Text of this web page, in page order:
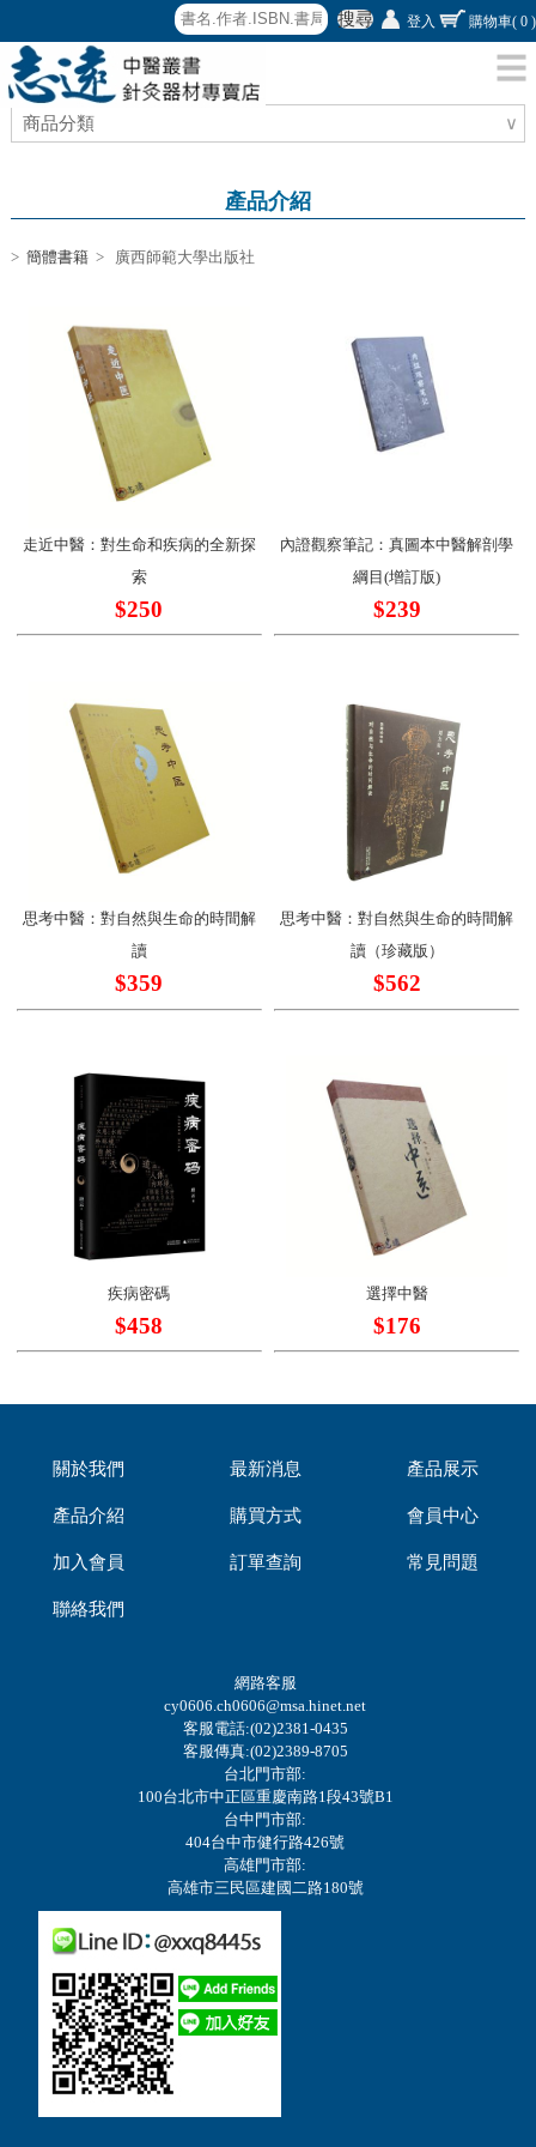
搜尋 登入 購物車( 0 )
商品分類 ∨
產品介紹
> 簡體書籍> 廣西師範大學出版社
走近中醫：對生命和疾病的全新探
索
$250
內證觀察筆記：真圖本中醫解剖學
綱目(增訂版)
$239
思考中醫：對自然與生命的時間解
讀
$359
思考中醫：對自然與生命的時間解
讀（珍藏版）
$562
疾病密碼
$458
選擇中醫
$176
關於我們 最新消息 產品展示
產品介紹 購買方式 會員中心
加入會員 訂單查詢 常見問題
聯絡我們
網路客服
cy0606.ch0606@msa.hinet.net
客服電話:(02)2381-0435
客服傳真:(02)2389-8705
台北門市部:
100台北市中正區重慶南路1段43號B1
台中門市部:
404台中市健行路426號
高雄門市部:
高雄市三民區建國二路180號